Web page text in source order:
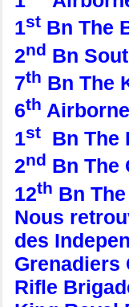
1st Bn The
2nd Bn
7th Bn The
6th
1st
Bn The
2nd Bn The
12th Bn
Nous
des
Grenadiers
Rifle